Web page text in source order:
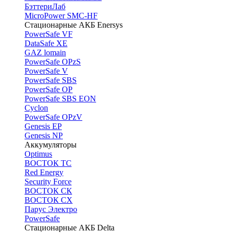
БэттериЛаб
MicroPower SMC-HF
Стационарные АКБ Enersys
PowerSafe VF
DataSafe XE
GAZ lomain
PowerSafe OPzS
PowerSafe V
PоwerSafe SBS
PowerSafe OP
PоwerSafe SBS EON
Cyclon
PowerSafe OPzV
Genesis EP
Genesis NP
Аккумуляторы
Optimus
ВОСТОК ТС
Red Energy
Security Force
ВОСТОК СК
ВОСТОК СХ
Парус Электро
PowerSafe
Стационарные АКБ Delta